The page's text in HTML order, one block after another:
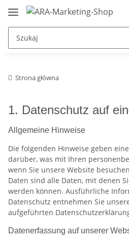
Strona główna
1. Datenschutz auf
Allgemeine Hinweise
Die folgenden Hinweise geben
darüber, was mit Ihren
wenn Sie unsere Website
Daten sind alle Daten, mit denen
werden können. Ausführliche
Datenschutz entnehmen Sie
aufgeführten
Datenerfassung auf unserer